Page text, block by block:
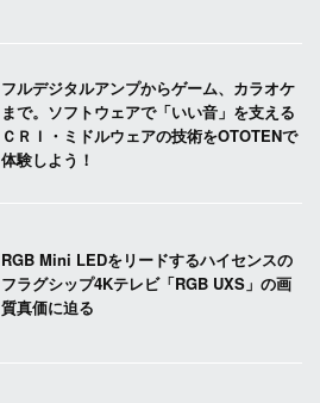
フルデジタルアンプからゲーム、カラオケ
まで。ソフトウェアで「いい音」を支える
ＣＲＩ・ミドルウェアの技術をOTOTENで
体験しよう！
RGB Mini LEDをリードするハイセンスの
フラグシップ4Kテレビ「RGB UXS」の画
質真価に迫る